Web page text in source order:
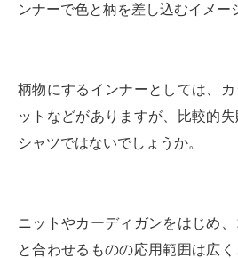
ンナーで色と柄を差し込むイメー
柄物にするインナーとしては、
ットなどがありますが、比較的
シャツではないでしょうか。
ニットやカーディガンをはじめ
と合わせるものの応用範囲は広く